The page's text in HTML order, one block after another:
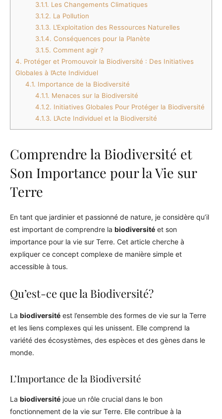
3.1.1. Les Changements Climatiques
3.1.2. La Pollution
3.1.3. L’Exploitation des Ressources Naturelles
3.1.4. Conséquences pour la Planète
3.1.5. Comment agir ?
4. Protéger et Promouvoir la Biodiversité : Des Initiatives
Globales à l’Acte Individuel
4.1. Importance de la Biodiversité
4.1.1. Menaces sur la Biodiversité
4.1.2. Initiatives Globales Pour Protéger la Biodiversité
4.1.3. L’Acte Individuel et la Biodiversité
Comprendre la Biodiversité et
Son Importance pour la Vie sur
Terre
En tant que jardinier et passionné de nature, je considère qu’il
est important de comprendre la biodiversité et son
importance pour la vie sur Terre. Cet article cherche à
expliquer ce concept complexe de manière simple et
accessible à tous.
Qu’est-ce que la Biodiversité?
La biodiversité est l’ensemble des formes de vie sur la Terre
et les liens complexes qui les unissent. Elle comprend la
variété des écosystèmes, des espèces et des gènes dans le
monde.
L’Importance de la Biodiversité
La biodiversité joue un rôle crucial dans le bon
fonctionnement de la vie sur Terre. Elle contribue à la